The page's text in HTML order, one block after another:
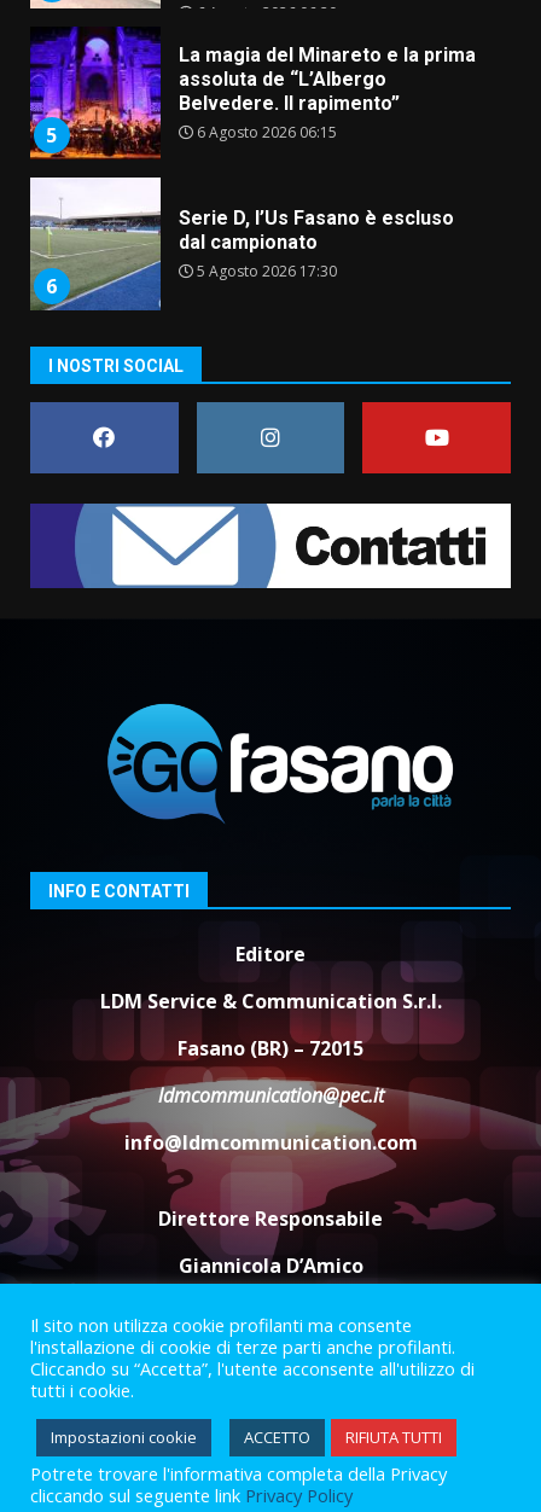
6 Agosto 2026 06:20
5
La magia del Minareto e la prima
assoluta de “L’Albergo
Belvedere. Il rapimento”
6 Agosto 2026 06:15
6
Serie D, l’Us Fasano è escluso
dal campionato
5 Agosto 2026 17:30
Truffatori in azione nelle
1
Fasanese ferito a colpi di arma
da fuoco
6 Agosto 2026 18:13
Comune di Fasano
6 Agosto 2026 14:16
3
Grazia Neglia, coordinatrice
cittadina di Fratelli d’Italia,
comunale
Cura dei beni comuni e
cittadinanza attiva: online
l’avviso per la gestione
Laureto
6 Agosto 2026 06:20
La magia del Minareto e la prima
assoluta de “L’Albergo
Belvedere. Il rapimento”
6 Agosto 2026 06:15
I NOSTRI SOCIAL
INFO E CONTATTI
Editore
LDM Service & Communication S.r.l.
Fasano (BR) – 72015
ldmcommunication@pec.it
info@ldmcommunication.com
Direttore Responsabile
Giannicola D’Amico
Termini e Condizioni
Privacy Policy
Informazioni Legali
Facebook
Instagram
Youtube
2023 © Gofasano|Powered byCreativestudio
Il sito non utilizza cookie profilanti ma consente
l'installazione di cookie di terze parti anche profilanti.
Cliccando su “Accetta”, l'utente acconsente all'utilizzo di
tutti i cookie.
Impostazioni cookie ACCETTO RIFIUTA TUTTI
Potrete trovare l'informativa completa della Privacy
cliccando sul seguente link Privacy Policy